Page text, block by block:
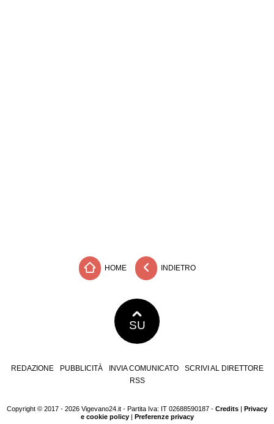
HOME INDIETRO
SU
REDAZIONE PUBBLICITÀ INVIA COMUNICATO
SCRIVI AL DIRETTORE
RSS
Copyright © 2017 - 2026 Vigevano24.it - Partita Iva: IT 02688590187 - Credits | Privacy
e cookie policy| Preferenze privacy